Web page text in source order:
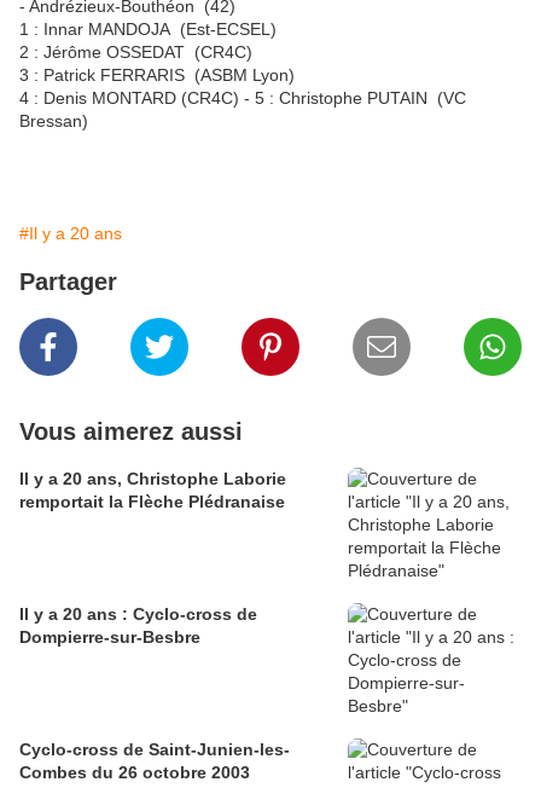
- Andrézieux-Bouthéon (42)
1 : Innar MANDOJA (Est-ECSEL)
2 : Jérôme OSSEDAT (CR4C)
3 : Patrick FERRARIS (ASBM Lyon)
4 : Denis MONTARD (CR4C) - 5 : Christophe PUTAIN (VC
Bressan)
#Il y a 20 ans
Partager
Vous aimerez aussi
Il y a 20 ans, Christophe Laborie
remportait la Flèche Plédranaise
Il y a 20 ans : Cyclo-cross de
Dompierre-sur-Besbre
Cyclo-cross de Saint-Junien-les-
Combes du 26 octobre 2003